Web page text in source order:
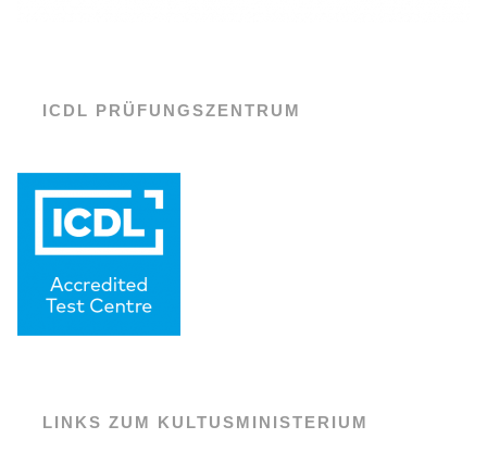
ICDL PRÜFUNGSZENTRUM
LINKS ZUM KULTUSMINISTERIUM